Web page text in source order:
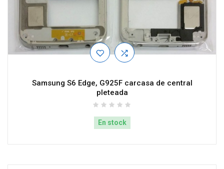
Samsung S6 Edge, G925F carcasa de central
pleteada
En stock